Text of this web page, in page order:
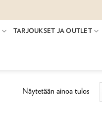
TARJOUKSET JA OUTLET
Näytetään ainoa tulos